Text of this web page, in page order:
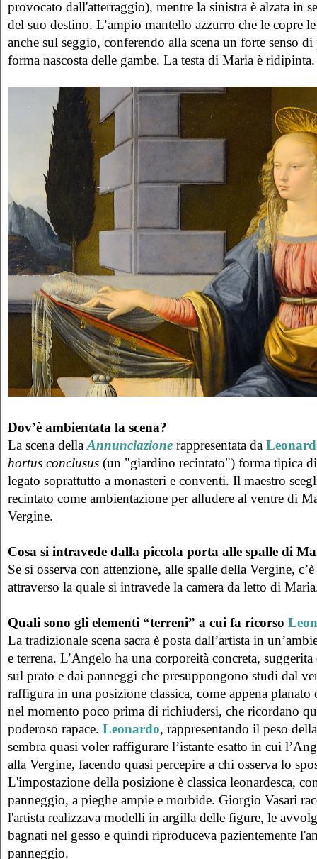
provocato dall'atterraggio), mentre la sinistra è alzata in
del suo destino. L’ampio mantello azzurro che le copre
anche sul seggio, conferendo alla scena un forte senso di
forma nascosta delle gambe. La testa di Maria è ridipinta.
Dov’è ambientata la scena?
La scena dellaAnnunciazione rappresentata da
hortus conclusus (un "giardino recintato") forma tipica
legato soprattutto a monasteri e conventi. Il maestro
recintato come ambientazione per alludere al ventre di
Vergine.
Cosa si intravede dalla piccola porta alle spalle di
Se si osserva con attenzione, alle spalle della Vergine,
attraverso la quale si intravede la camera da letto di
Quali sono gli elementi “terreni” a cui fa ricorso
La tradizionale scena sacra è posta dall’artista in
e terrena. L’Angelo ha una corporeità concreta,
sul prato e dai panneggi che presuppongono studi dal
raffigura in una posizione classica, come appena planato
nel momento poco prima di richiudersi, che ricordano
poderoso rapace. Leonardo, rappresentando il peso
sembra quasi voler raffigurare l’istante esatto in cui
alla Vergine, facendo quasi percepire a chi osserva lo
L'impostazione della posizione è classica leonardesca,
panneggio, a pieghe ampie e morbide. Giorgio Vasari
l'artista realizzava modelli in argilla delle figure, le
bagnati nel gesso e quindi riproduceva pazientemente
panneggio.